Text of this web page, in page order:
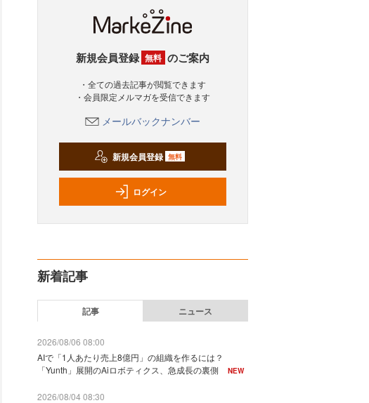
新規会員登録 無料 のご案内
・全ての過去記事が閲覧できます
・会員限定メルマガを受信できます
メールバックナンバー
新規会員登録 無料
ログイン
新着記事
記事 ニュース
2026/08/06 08:00
AIで「1人あたり売上8億円」の組織を作るには？
「Yunth」展開のAiロボティクス、急成長の裏側
NEW
2026/08/04 08:30